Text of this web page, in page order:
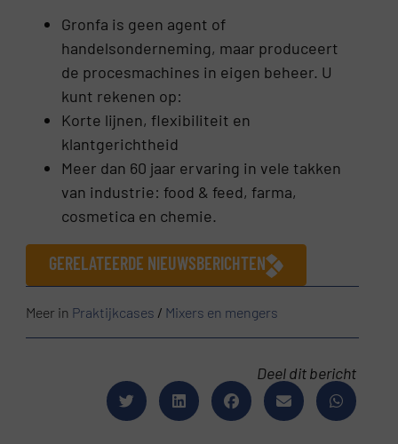
Gronfa is geen agent of
handelsonderneming, maar produceert
de procesmachines in eigen beheer. U
kunt rekenen op:
Korte lijnen, flexibiliteit en
klantgerichtheid
Meer dan 60 jaar ervaring in vele takken
van industrie: food & feed, farma,
cosmetica en chemie.
GERELATEERDE NIEUWSBERICHTEN
Meer in Praktijkcases / Mixers en mengers
Deel dit bericht